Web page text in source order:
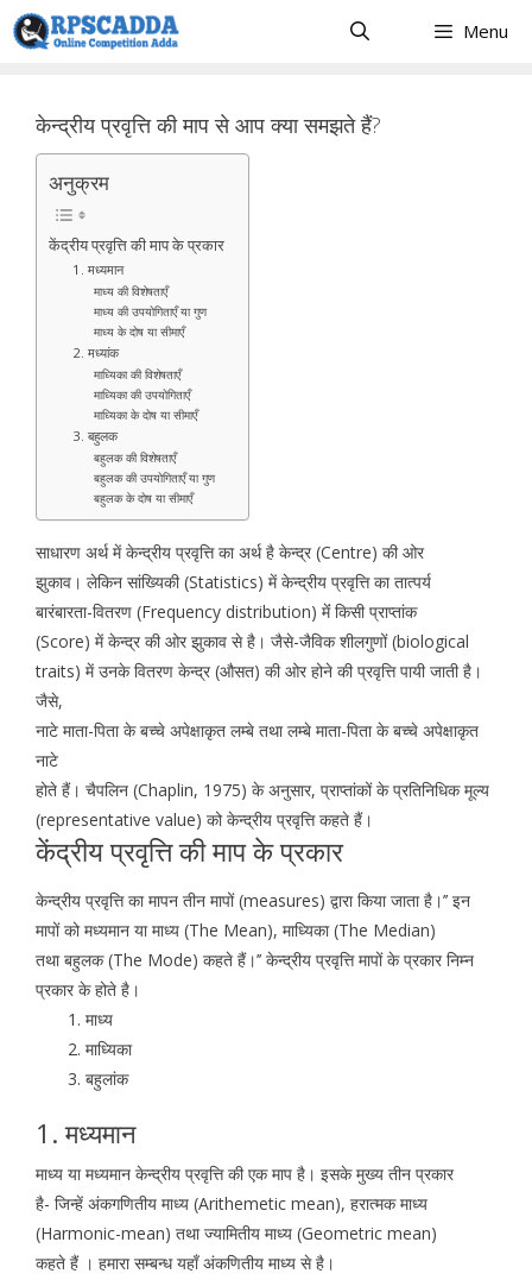
Skip
to
Menu
केन्द्रीय प्रवृत्ति की माप से आप क्या समझते हैं?
अनुक्रम
केंद्रीय प्रवृत्ति की माप के प्रकार
1. मध्यमान
माध्य की विशेषताएँ
माध्य की उपयोगिताएँ या गुण
माध्य के दोष या सीमाएँ
2. मध्यांक
माध्यिका की विशेषताएँ
माध्यिका की उपयोगिताएँ
माध्यिका के दोष या सीमाएँ
3. बहुलक
बहुलक की विशेषताएँ
बहुलक की उपयोगिताएँ या गुण
बहुलक के दोष या सीमाएँ
साधारण अर्थ में केन्द्रीय प्रवृत्ति का अर्थ है केन्द्र (Centre) की ओर
झुकाव। लेकिन सांख्यिकी (Statistics) में केन्द्रीय प्रवृत्ति का तात्पर्य
बारंबारता-वितरण (Frequency distribution) मेंं किसी प्राप्तांक
(Score) में केन्द्र की ओर झुकाव से है। जैसे-जैविक शीलगुणों (biological
traits) में उनके वितरण केन्द्र (औसत) की ओर होने की प्रवृत्ति पायी जाती है।
जैसे,
नाटे माता-पिता के बच्चे अपेक्षाकृत लम्बे तथा लम्बे माता-पिता के बच्चे अपेक्षाकृत
नाटे
होते हैं। चैपलिन (Chaplin, 1975) के अनुसार, प्राप्तांकों के प्रतिनिधिक मूल्य
(representative value) को केन्द्रीय प्रवृत्ति कहते हैं।
केंद्रीय प्रवृत्ति की माप के प्रकार
केन्द्रीय प्रवृत्ति का मापन तीन मापों (measures) द्वारा किया जाता है।’’ इन
मापों को मध्यमान या माध्य (The Mean), माध्यिका (The Median)
तथा बहुलक (The Mode) कहते हैं।’’ केन्द्रीय प्रवृत्ति मापों के प्रकार निम्न
प्रकार के होते है।
माध्य
माध्यिका
बहुलांक
1. मध्यमान
माध्य या मध्यमान केन्द्रीय प्रवृत्ति की एक माप है। इसके मुख्य तीन प्रकार
है- जिन्हें अंकगणितीय माध्य (Arithemetic mean), हरात्मक माध्य
(Harmonic-mean) तथा ज्यामितीय माध्य (Geometric mean)
कहते हैं । हमारा सम्बन्ध यहाँ अंकणितीय माध्य से है।